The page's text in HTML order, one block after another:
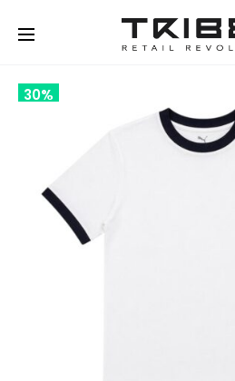
30%